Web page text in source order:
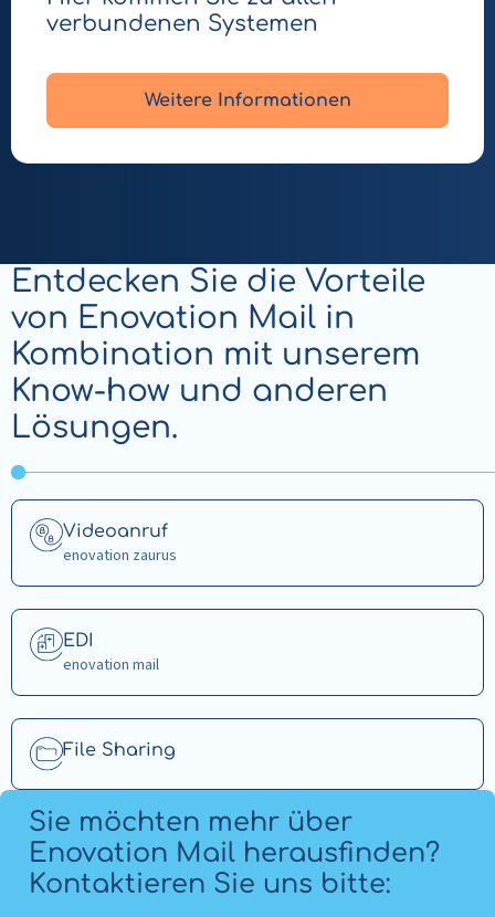
verbundenen Systemen
Weitere Informationen
Entdecken Sie die Vorteile
von Enovation Mail in
Kombination mit unserem
Know-how und anderen
Lösungen.
Videoanruf
enovation zaurus
Mehr
lesen
über
Videoanruf
EDI
enovation mail
Mehr
lesen
über
EDI
File Sharing
Mehr
File
Sharing
Sie möchten mehr über
Enovation Mail herausfinden?
Kontaktieren Sie uns bitte: